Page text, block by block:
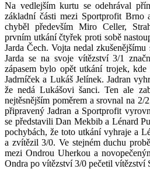
Na vedlejším kurtu se odehrával
základní části mezi Sportprofit Brno
chyběl především Miro Celler,
prvním utkání čtyřek proti sobě
Jarda Čech. Vojta nedal
Jarda se na svoje vítězství 3/1
zápasem bylo opět utkání trojek,
Jadrníček a Lukáš Jelínek. Jadran
že nedá Lukášovi šanci. Ten ale
nejtěsnějším poměrem a srovnal na
připravený Jadran a Sportprofit
se představili Dan Mekbib a Lénard
pochybách, že toto utkání vyhraje a
a zvítězil 3/0. Ve stejném duchu
mezi Ondrou Uherkou a
Ondra po vítězství 3/0 pečetil vítězství